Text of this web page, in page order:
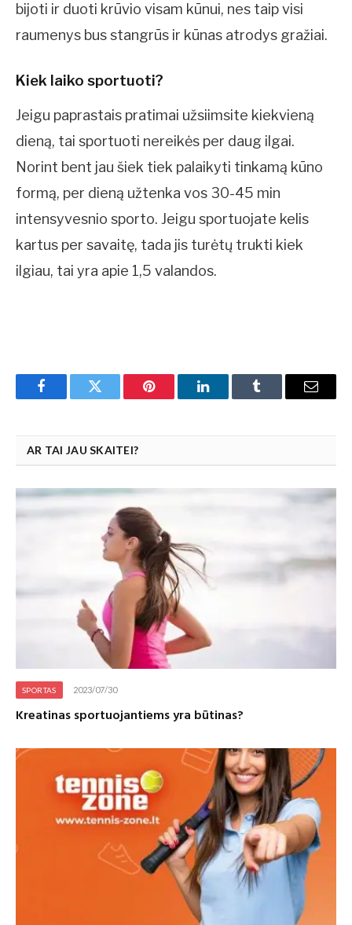
bijoti ir duoti krūvio visam kūnui, nes taip visi
raumenys bus stangrūs ir kūnas atrodys gražiai.
Kiek laiko sportuoti?
Jeigu paprastais pratimai užsiimsite kiekvieną
dieną, tai sportuoti nereikės per daug ilgai.
Norint bent jau šiek tiek palaikyti tinkamą kūno
formą, per dieną užtenka vos 30-45 min
intensyvesnio sporto. Jeigu sportuojate kelis
kartus per savaitę, tada jis turėtų trukti kiek
ilgiau, tai yra apie 1,5 valandos.
FacebookTwitter Pinterest LinkedInTumblr Email
AR TAI JAU SKAITEI?
SPORTAS 2023/07/30
Kreatinas sportuojantiems yra būtinas?